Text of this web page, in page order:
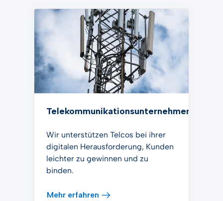
Telekommunikationsunternehmen
Wir unterstützen Telcos bei ihrer
digitalen Herausforderung, Kunden
leichter zu gewinnen und zu
binden.
Mehr erfahren